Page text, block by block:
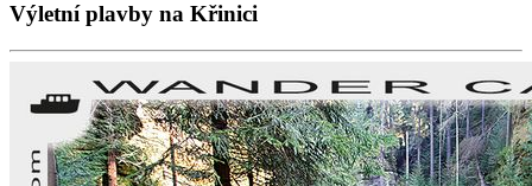
Výletní plavby na Křinici